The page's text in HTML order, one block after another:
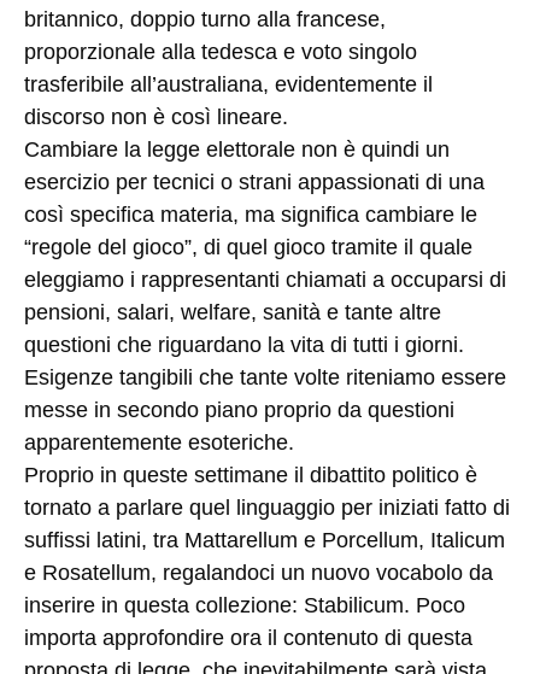
britannico, doppio turno alla francese,
proporzionale alla tedesca e voto singolo
trasferibile all’australiana, evidentemente il
discorso non è così lineare.
Cambiare la legge elettorale non è quindi un
esercizio per tecnici o strani appassionati di una
così specifica materia, ma significa cambiare le
“regole del gioco”, di quel gioco tramite il quale
eleggiamo i rappresentanti chiamati a occuparsi di
pensioni, salari, welfare, sanità e tante altre
questioni che riguardano la vita di tutti i giorni.
Esigenze tangibili che tante volte riteniamo essere
messe in secondo piano proprio da questioni
apparentemente esoteriche.
Proprio in queste settimane il dibattito politico è
tornato a parlare quel linguaggio per iniziati fatto di
suffissi latini, tra Mattarellum e Porcellum, Italicum
e Rosatellum, regalandoci un nuovo vocabolo da
inserire in questa collezione: Stabilicum. Poco
importa approfondire ora il contenuto di questa